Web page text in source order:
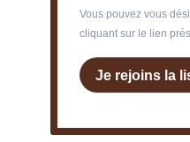
Vous pouvez vous
cliquant sur le lien
Je rejoins la